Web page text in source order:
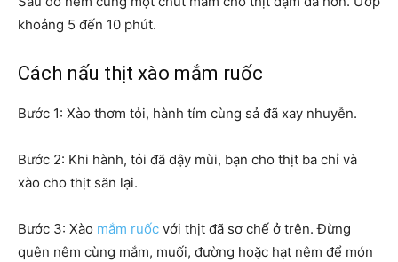
khoảng 5 đến 10 phút.
Cách nấu thịt xào mắm ruốc
Bước 1: Xào thơm tỏi, hành tím cùng sả đã xay nhuyễn.
Bước 2: Khi hành, tỏi đã dậy mùi, bạn cho thịt ba chỉ và
xào cho thịt săn lại.
Bước 3: Xào mắm ruốc với thịt đã sơ chế ở trên. Đừng
quên nêm cùng mắm, muối, đường hoặc hạt nêm để món